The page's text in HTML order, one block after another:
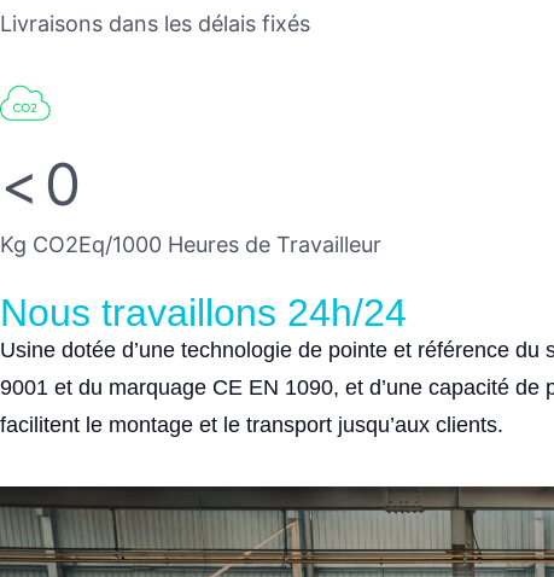
Livraisons dans les délais fixés
< 0
Kg CO2Eq/1000 Heures de Travailleur
Nous travaillons 24h/24
Usine dotée d’une technologie de pointe et référence
9001 et du marquage CE EN 1090, et d’une capacité
facilitent le montage et le transport jusqu’aux clients.